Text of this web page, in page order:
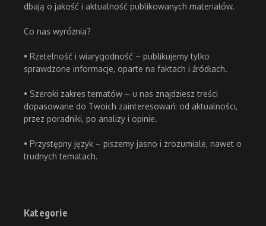
dbają o jakość i aktualność publikowanych materiałów.
Co nas wyróżnia?
• Rzetelność i wiarygodność – publikujemy tylko
sprawdzone informacje, oparte na faktach i źródłach.
• Szeroki zakres tematów – u nas znajdziesz treści
dopasowane do Twoich zainteresowań: od aktualności,
przez poradniki, po analizy i opinie.
• Przystępny język – piszemy jasno i zrozumiale, nawet o
trudnych tematach.
Kategorie